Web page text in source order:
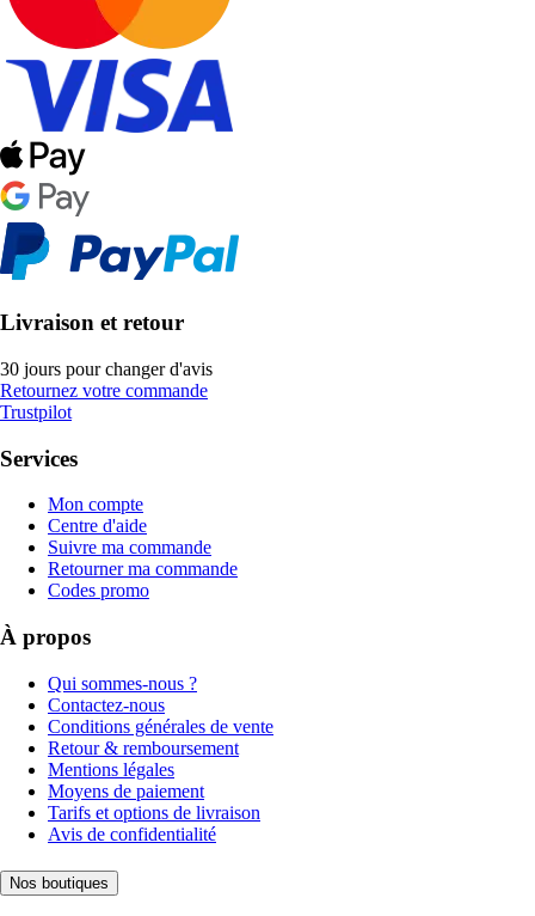
Livraison et retour
30 jours pour changer d'avis
Retournez votre commande
Trustpilot
Services
Mon compte
Centre d'aide
Suivre ma commande
Retourner ma commande
Codes promo
À propos
Qui sommes-nous ?
Contactez-nous
Conditions générales de vente
Retour & remboursement
Mentions légales
Moyens de paiement
Tarifs et options de livraison
Avis de confidentialité
Nos boutiques